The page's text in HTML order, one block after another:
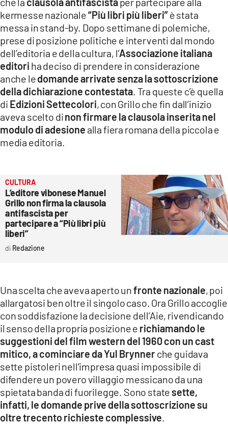
COSENZACHANNEL.IT
ILVIBONESE.IT
CATANZAROCHANNEL.IT
LACAPITALENEWS.IT
App
ANDROID
APPLE
kermesse nazionale“Più libri più liberi”è stata
messa in stand-by. Dopo settimane di polemiche,
prese di posizione politiche e interventi dal mondo
dell’editoria e della cultura, l’Associazione italiana
editori ha deciso di prendere in considerazione
anche ledomande arrivate senza la sottoscrizione
della dichiarazione contestata . Tra queste c’è quella
di Edizioni Settecolori, con Grillo che fin dall’inizio
aveva scelto dinon firmare la clausola inserita nel
modulo di adesione alla fiera romana della piccola e
media editoria.
CULTURA
L’editore vibonese Manuel
Grillo non firma la clausola
antifascista per
partecipare a “Più libri più
liberi”
Redazione
Una scelta che aveva aperto unfronte nazionale, poi
allargatosi ben oltre il singolo caso. Ora Grillo accoglie
con soddisfazione la decisione dell’Aie, rivendicando
il senso della propria posizione e richiamando le
suggestioni del film western del 1960 con un cast
mitico, a cominciare da Yul Brynnerche guidava
sette pistoleri nell’impresa quasi impossibile di
difendere un povero villaggio messicano da una
spietata banda di fuorilegge. Sono state sette,
infatti, le domande prive della sottoscrizione su
oltre trecento richieste complessive